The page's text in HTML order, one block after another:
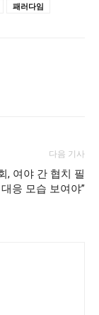
패러다임
다음 기사
, 여야 간 협치 필
대응 모습 보여야”